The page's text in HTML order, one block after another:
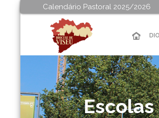
Calendário Pastoral 2025/2026